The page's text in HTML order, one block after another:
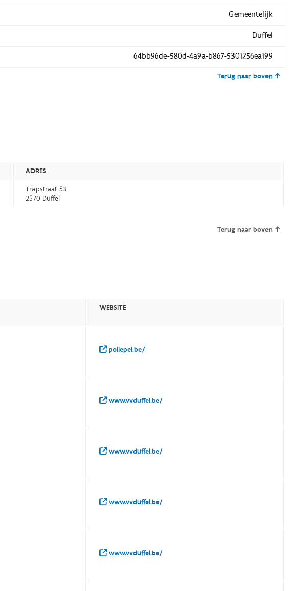
Gemeentelijk
Duffel
64bb96de-580d-4a9a-b867-5301256ea199
Terug naar boven
ADRES
Trapstraat 53
2570 Duffel
Terug naar boven
WEBSITE
pollepel.be/
www.vvduffel.be/
www.vvduffel.be/
www.vvduffel.be/
www.vvduffel.be/